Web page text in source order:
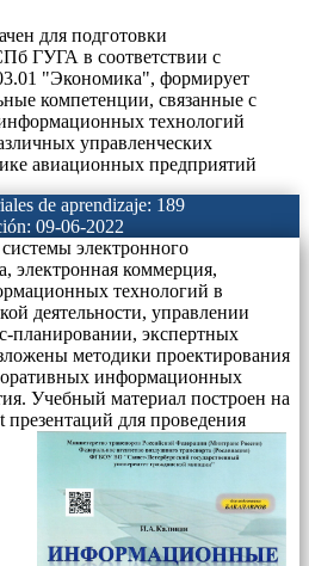
для подготовки
ГУГА в соответствии с
"Экономика", формирует
компетенции, связанные с
технологий
управленческих
авиационных предприятий
de aprendizaje: 189
09-06-2022
электронного
электронная коммерция,
технологий в
деятельности, управлении
планировании, экспертных
методики проектирования
информационных
Учебный материал построен на
презентаций для проведения